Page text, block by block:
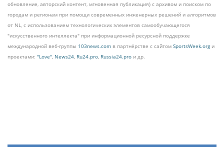
обновление, авторский контент, мгновенная публикация) с архивом и поиском по
городам и регионам при помощи современных инженерных решений и алгоритмов
от NL, с использованием технологических элементов самообучающегося
"искусственного интеллекта" при информационной ресурсной поддержке
международной веб-группы 103news.com в партнёрстве с сайтом SportsWeek.orgи
проектами: "Love", News24, Ru24.pro, Russia24.pro и др.